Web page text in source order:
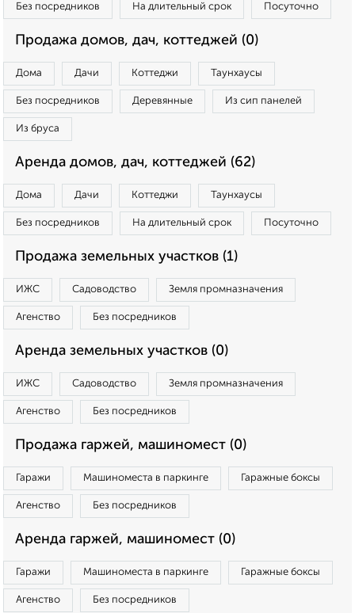
Без посредников На длительный срок Посуточно
Продажа домов, дач, коттеджей (0)
Дома Дачи Коттеджи Таунхаусы
Без посредников Деревянные Из сип панелей
Из бруса
Аренда домов, дач, коттеджей (62)
Дома Дачи Коттеджи Таунхаусы
Без посредников На длительный срок Посуточно
Продажа земельных участков (1)
ИЖС Садоводство Земля промназначения
Агенство Без посредников
Аренда земельных участков (0)
ИЖС Садоводство Земля промназначения
Агенство Без посредников
Продажа гаржей, машиномест (0)
Гаражи Машиноместа в паркинге Гаражные боксы
Агенство Без посредников
Аренда гаржей, машиномест (0)
Гаражи Машиноместа в паркинге Гаражные боксы
Агенство Без посредников